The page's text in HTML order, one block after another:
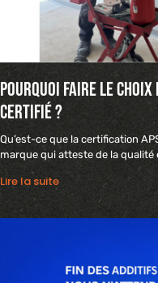
Pourquoi faire le choix
certifié ?
Qu’est-ce que la certification
marque qui atteste de la qualité
Lire la suite